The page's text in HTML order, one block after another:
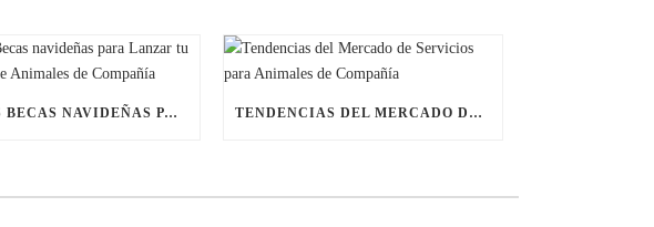
ÚLTIMAS BECAS NAVIDEÑAS PARA LANZAR TU FRANQUICIA DE ANIMALES DE COMPAÑÍA TENDENCIAS DEL MERCADO DE SERVICIOS PARA ANIMALES DE COMPAÑÍA